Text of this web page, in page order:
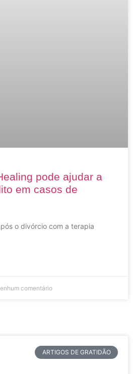
pode ajudar a
em casos de
o divórcio com a terapia
comentário
ARTIGOS DE GRATIDÃO